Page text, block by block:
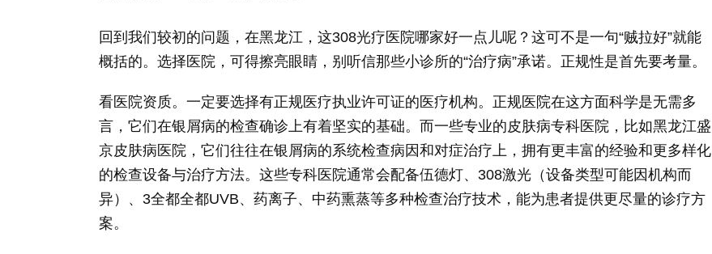
回到我们较初的问题，在黑龙江，这308光疗医院哪家好一点儿呢？这可不是一句“贼拉好”就能
概括的。选择医院，可得擦亮眼睛，别听信那些小诊所的“治疗病”承诺。正规性是首先要考量。
看医院资质。一定要选择有正规医疗执业许可证的医疗机构。正规医院在这方面科学是无需多
言，它们在银屑病的检查确诊上有着坚实的基础。而一些专业的皮肤病专科医院，比如黑龙江盛
京皮肤病医院，它们往往在银屑病的系统检查病因和对症治疗上，拥有更丰富的经验和更多样化
的检查设备与治疗方法。这些专科医院通常会配备伍德灯、308激光（设备类型可能因机构而
异）、3全都全都UVB、药离子、中药熏蒸等多种检查治疗技术，能为患者提供更尽量的诊疗方
案。